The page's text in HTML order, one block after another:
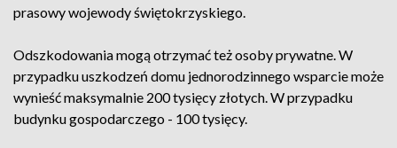
prasowy wojewody świętokrzyskiego.
Odszkodowania mogą otrzymać też osoby prywatne. W
przypadku uszkodzeń domu jednorodzinnego wsparcie może
wynieść maksymalnie 200 tysięcy złotych. W przypadku
budynku gospodarczego - 100 tysięcy.